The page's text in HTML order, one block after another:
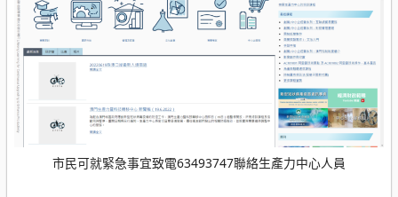
市民可就緊急事宜致電63493747聯絡生產力中心人員